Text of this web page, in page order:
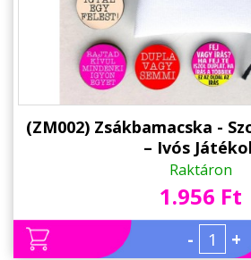
(ZM002) Zsákbamacska -
– Ivós
Raktáron
1.956 Ft
- +